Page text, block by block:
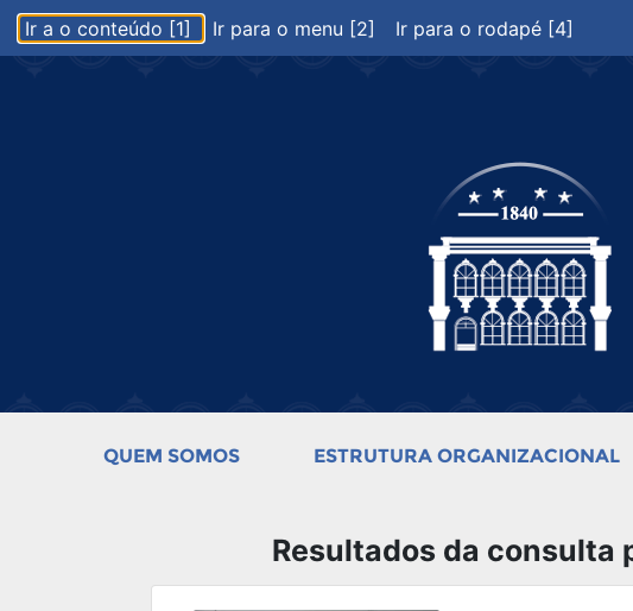
Ir a o conteúdo [1] Ir para o menu [2] Ir para o rodapé [4]
QUEM SOMOS ESTRUTURA ORGANIZACIONAL
Resultados da consulta